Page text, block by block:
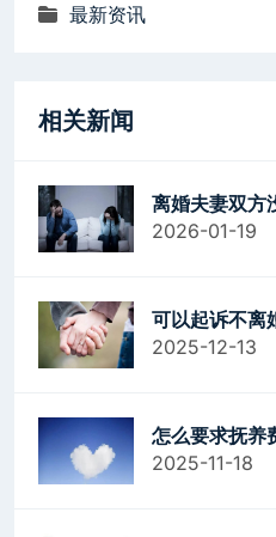
最新资讯
相关新闻
离婚夫妻双方
2026-01-19
可以起诉不离
2025-12-13
怎么要求抚养
2025-11-18